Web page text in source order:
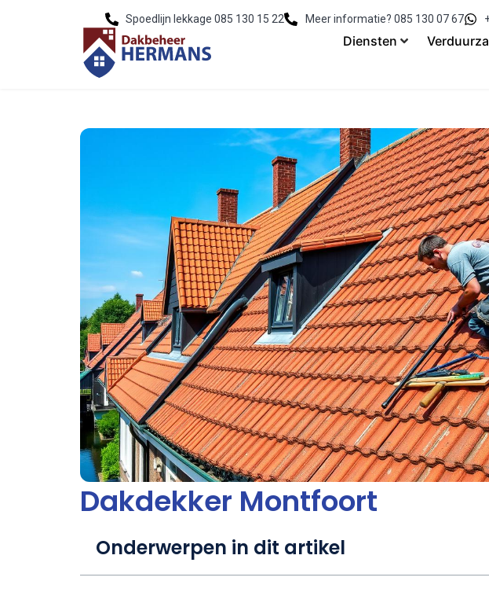
Spoedlijn lekkage 085 130 15 22 Meer informatie? 085 130 07 67
Diensten
Dakdekker Montfoort
Onderwerpen in dit artikel